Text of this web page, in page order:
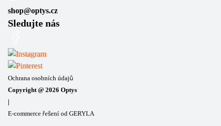
shop@optys.cz
Sledujte nás
Ochrana osobních údajů
Copyright @ 2026 Optys
|
E-commerce řešení od GERYLA